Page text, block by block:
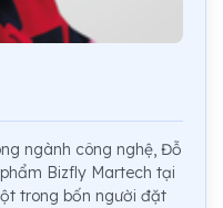
ngành công nghệ, Đỗ
Bizfly Martech tại
trong bốn người đặt